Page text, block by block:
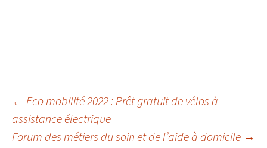
Navigation
← Eco mobilité 2022 : Prêt gratuit de vélos à
assistance électrique
Forum des métiers du soin et de l’aide à domicile →